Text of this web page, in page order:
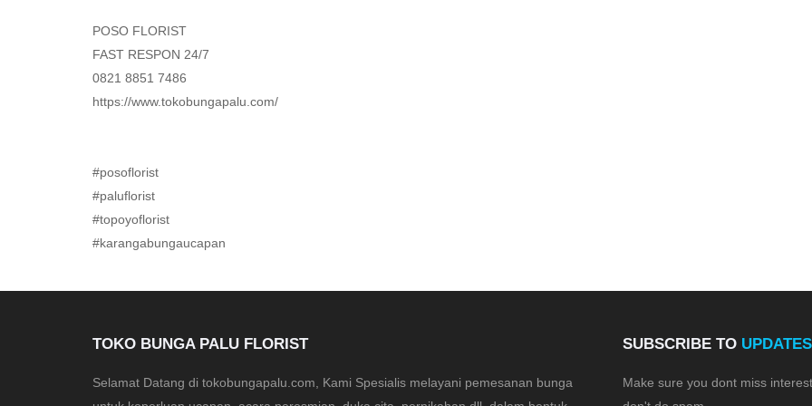
POSO FLORIST
FAST RESPON 24/7
0821 8851 7486
https://www.tokobungapalu.com/
#posoflorist
#paluflorist
#topoyoflorist
#karangabungaucapan
TOKO BUNGA PALU FLORIST
Selamat Datang di tokobungapalu.com, Kami Spesialis melayani pemesanan bunga
SUBSCRIBE TO UPDATES
Make sure you dont miss